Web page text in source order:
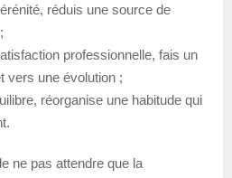
réduis une source de
professionnelle, fais un
vers une évolution ;
réorganise une habitude qui
ne pas attendre que la